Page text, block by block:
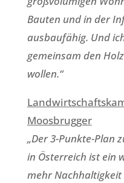
Bauten und in der
ausbaufähig. Und
gemeinsam den
wollen.“
Moosbrugger
„Der 3-Punkte-Plan
in Österreich ist ein
mehr Nachhaltigkeit